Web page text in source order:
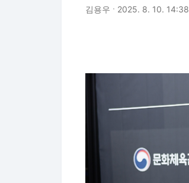
김용우 2025. 8. 10. 14:38